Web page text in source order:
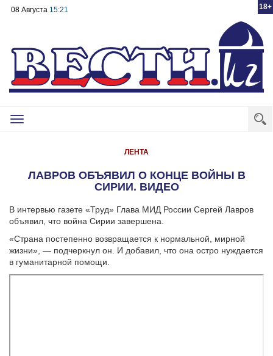
18+
08 Августа 15:21
Toggle
ЛЕНТА
ЛАВРОВ ОБЪЯВИЛ О КОНЦЕ ВОЙНЫ В
СИРИИ. ВИДЕО
В интервью газете «Труд» Глава МИД России Сергей Лавров
объявил, что война Сирии завершена.
«Страна постепенно возвращается к нормальной, мирной
жизни», — подчеркнул он. И добавил, что она остро нуждается
в гуманитарной помощи.